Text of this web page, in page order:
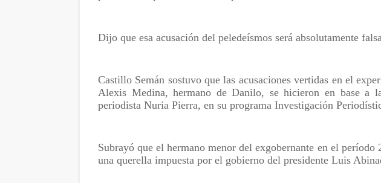
Dijo que esa acusación del peledeísmos será absolutamente
Castillo Semán sostuvo que las acusaciones vertidas en el
Alexis Medina, hermano de Danilo, se hicieron en base a
periodista Nuria Pierra, en su programa Investigación
Subrayó que el hermano menor del exgobernante en el período
una querella impuesta por el gobierno del presidente Luis